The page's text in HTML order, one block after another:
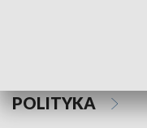
POLITYKA